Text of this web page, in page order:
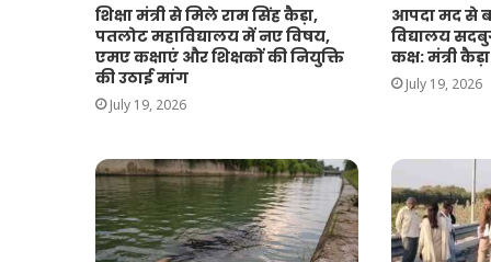
शिक्षा मंत्री से मिले राम सिंह कैड़ा,
पतलोट महाविद्यालय में नए विषय,
एमए कक्षाएं और शिक्षकों की नियुक्ति
की उठाई मांग
July 19, 2026
आपदा मद से
विद्यालय
कक्ष: मंत्री कैड़ा
July 19, 2026